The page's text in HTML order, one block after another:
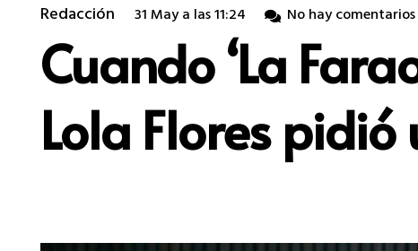
Redacción 31 May a las 11:24 No hay comentarios
Cuando ‘La
Lola Flores